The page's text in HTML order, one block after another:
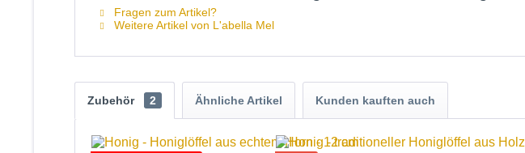
Fragen zum Artikel?
Weitere Artikel von L'abella Mel
Zubehör 2 Ähnliche Artikel Kunden kauften auch